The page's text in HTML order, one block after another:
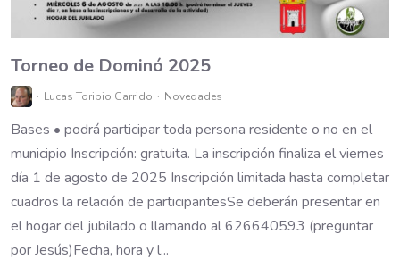
Torneo de Dominó 2025
Lucas Toribio Garrido Novedades
Bases • podrá participar toda persona residente o no en el
municipio Inscripción: gratuita. La inscripción finaliza el viernes
día 1 de agosto de 2025 Inscripción limitada hasta completar
cuadros la relación de participantesSe deberán presentar en
el hogar del jubilado o llamando al 626640593 (preguntar
por Jesús)Fecha, hora y l...